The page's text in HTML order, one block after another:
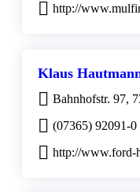
http://
Klaus
Bahnhofstr. 97,
(07365) 92091-0
http://www.ford-